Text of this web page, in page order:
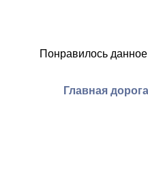
Понравилось
Главная